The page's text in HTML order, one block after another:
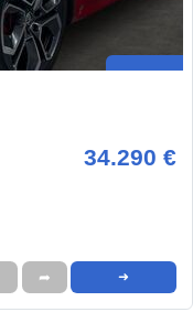
34.290 €
➦ ➜